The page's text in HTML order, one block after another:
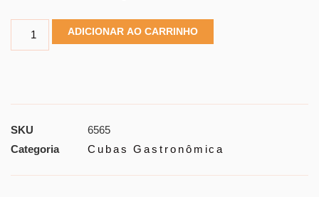
ADICIONAR AO CARRINHO
SKU
6565
Categoria
Cubas Gastronômica